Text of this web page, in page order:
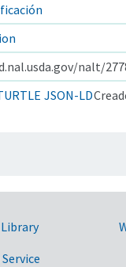
nalt/
JSON-LD